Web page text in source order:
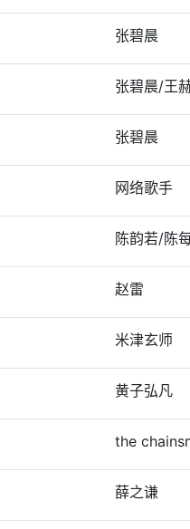
张碧晨
张碧晨/王
张碧晨
网络歌手
陈韵若/陈
赵雷
米津玄师
黄子弘凡
the
薛之谦